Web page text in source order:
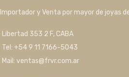
Importador y Venta por mayor de joyas
Libertad 353 2 F, CABA
Tel: +54 9 11 7166-5043
Mail: ventas@frvr.com.ar